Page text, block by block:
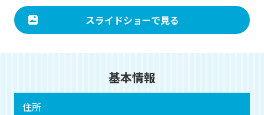
スライドショーで見る
基本情報
住所